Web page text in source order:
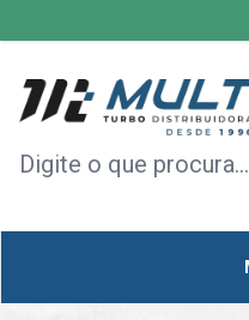
TODAS AS CATEGORIAS+
MÓDULOS
ACELERAÇÃO